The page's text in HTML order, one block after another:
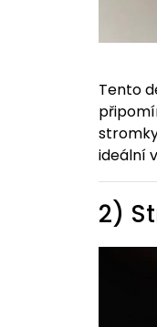
Tento
ideální
2)